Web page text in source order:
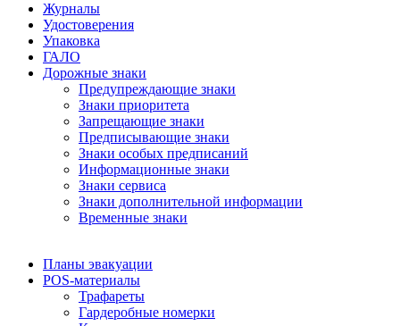
Журналы
Удостоверения
Упаковка
ГАЛО
Дорожные знаки
Предупреждающие знаки
Знаки приоритета
Запрещающие знаки
Предписывающие знаки
Знаки особых предписаний
Информационные знаки
Знаки сервиса
Знаки дополнительной информации
Временные знаки
Планы эвакуации
POS-материалы
Трафареты
Гардеробные номерки